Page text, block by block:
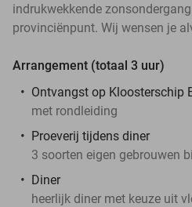
indrukwekkende
provinciënpunt. Wij wensen je
Arrangement (totaal 3 uur)
Ontvangst op Kloosterschip
met rondleiding
Proeverij tijdens diner
3 soorten eigen gebrouwen
Diner
heerlijk diner met keuze uit